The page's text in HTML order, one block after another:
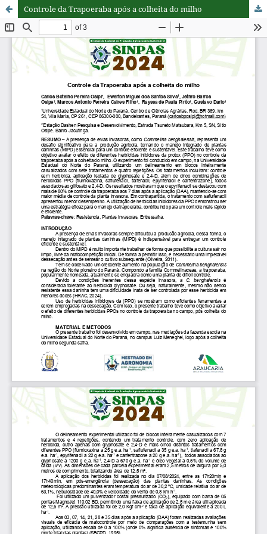
Controle da Trapoeraba após a colheita do milho